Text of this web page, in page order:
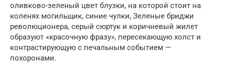
оливково-зеленый цвет блузки, на которой стоит на
коленях могильщик, синие чулки, Зеленые бриджи
революционера, серый сюртук и коричневый жилет
образуют «красочную фразу», пересекающую холст и
контрастирующую с печальным событием —
похоронами.